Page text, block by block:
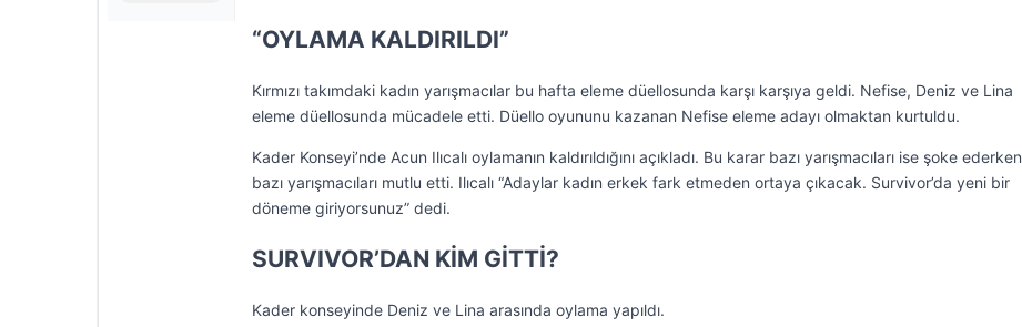
“OYLAMA KALDIRILDI”
Kırmızı takımdaki kadın yarışmacılar bu hafta eleme düellosunda karşı karşıya geldi. Nefise, Deniz ve Lina
eleme düellosunda mücadele etti. Düello oyununu kazanan Nefise eleme adayı olmaktan kurtuldu.
Kader Konseyi’nde Acun Ilıcalı oylamanın kaldırıldığını açıkladı. Bu karar bazı yarışmacıları ise şoke ederken
bazı yarışmacıları mutlu etti. Ilıcalı “Adaylar kadın erkek fark etmeden ortaya çıkacak. Survivor’da yeni bir
döneme giriyorsunuz” dedi.
SURVIVOR’DAN KİM GİTTİ?
Kader konseyinde Deniz ve Lina arasında oylama yapıldı.